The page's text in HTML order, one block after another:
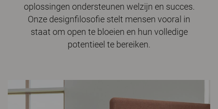
oplossingen ondersteunen welzijn en succes.
Onze designfilosofie stelt mensen vooral in
staat om open te bloeien en hun volledige
potentieel te bereiken.